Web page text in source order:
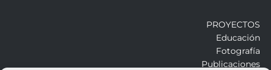
PROYECTOS
Educación
Fotografía
Publicaciones